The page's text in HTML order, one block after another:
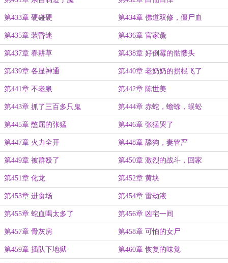
第433章 硬碰硬 第434章 佛道双修，僵尸血
第435章 装昏迷 第436章 官家彘
第437章 春耕草 第438章 好倒霉的骷髅头
第439章 各显神通 第440章 老奶奶的拐棍飞了
第441章 不老泉 第442章 陈世美
第443章 抓了三百多只鬼 第444章 赤蛇，蟾蜍，蜈蚣
第445章 憋屈的张猛 第446章 张猛哭了
第447章 火力全开 第448章 舔狗，妻管严
第449章 被群殴了 第450章 激烈的战斗，回家
第451章 化龙 第452章 黄块
第453章 进食场 第454章 雷劫液
第455章 蛇血喝太多了 第456章 凶宅一间
第457章 骨灰房 第458章 可怕的女尸
第459章 插队下地狱 第460章 恢复的味觉